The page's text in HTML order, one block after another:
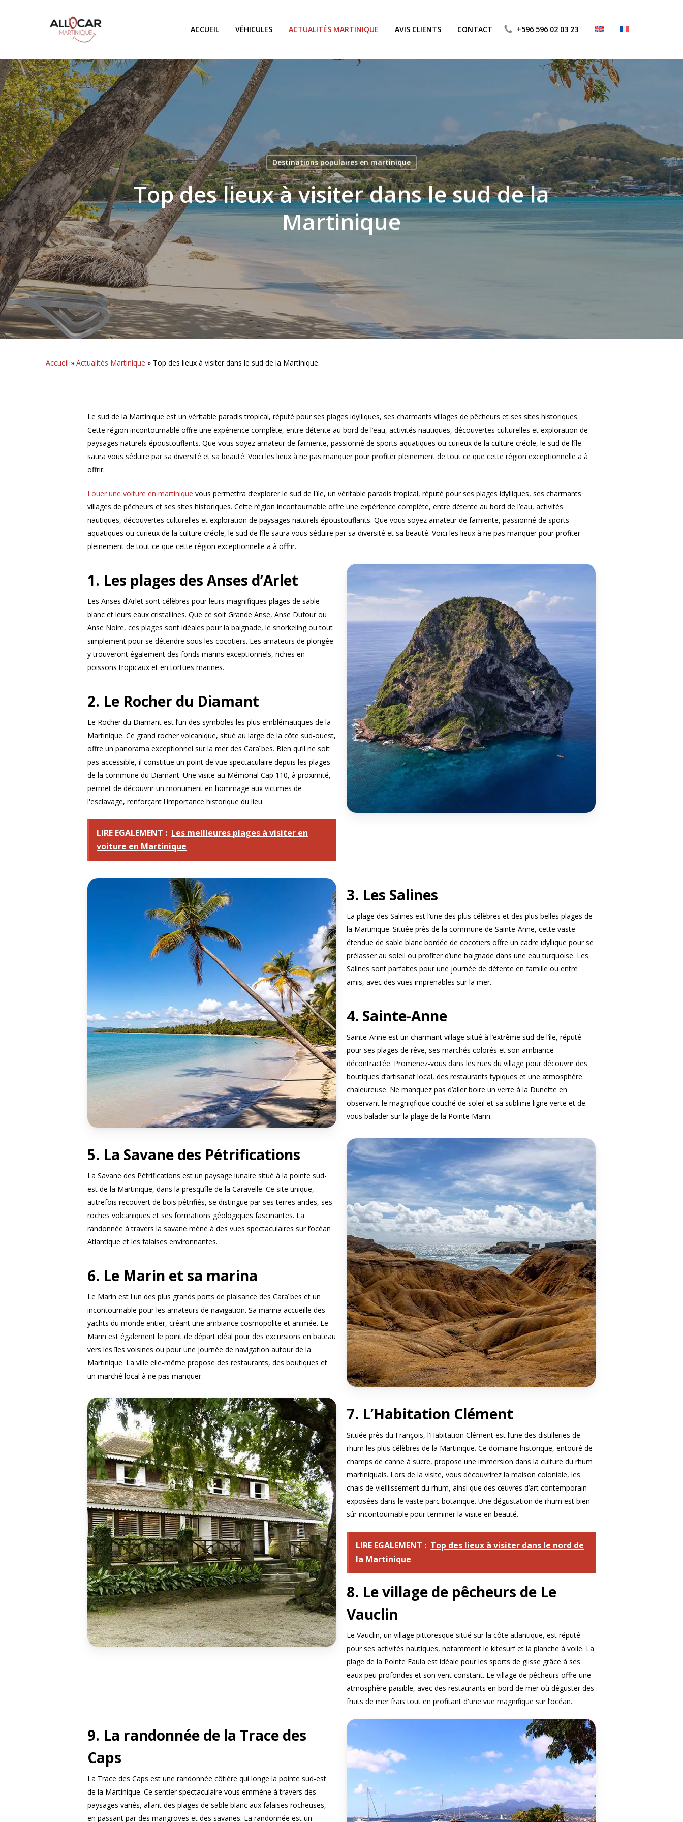
ACCUEIL VÉHICULES ACTUALITÉS MARTINIQUE AVIS CLIENTS CONTACT +596 596 02 03 23
Destinations populaires en martinique
Top des lieux à visiter dans le sud de la
Martinique
Accueil » Actualités Martinique » Top des lieux à visiter dans le sud de la Martinique
Le sud de la Martinique est un véritable paradis tropical, réputé pour ses plages idylliques, ses charmants villages de pêcheurs et ses sites historiques.
Cette région incontournable offre une expérience complète, entre détente au bord de l’eau, activités nautiques, découvertes culturelles et exploration de
paysages naturels époustouflants. Que vous soyez amateur de farniente, passionné de sports aquatiques ou curieux de la culture créole, le sud de l’île
saura vous séduire par sa diversité et sa beauté. Voici les lieux à ne pas manquer pour profiter pleinement de tout ce que cette région exceptionnelle a à
offrir.
Louer une voiture en martinique vous permettra d’explorer le sud de l'île, un véritable paradis tropical, réputé pour ses plages idylliques, ses charmants
villages de pêcheurs et ses sites historiques. Cette région incontournable offre une expérience complète, entre détente au bord de l’eau, activités
nautiques, découvertes culturelles et exploration de paysages naturels époustouflants. Que vous soyez amateur de farniente, passionné de sports
aquatiques ou curieux de la culture créole, le sud de l’île saura vous séduire par sa diversité et sa beauté. Voici les lieux à ne pas manquer pour profiter
pleinement de tout ce que cette région exceptionnelle a à offrir.
1. Les plages des Anses d’Arlet
Les Anses d’Arlet sont célèbres pour leurs magnifiques plages de sable
blanc et leurs eaux cristallines. Que ce soit Grande Anse, Anse Dufour ou
Anse Noire, ces plages sont idéales pour la baignade, le snorkeling ou tout
simplement pour se détendre sous les cocotiers. Les amateurs de plongée
y trouveront également des fonds marins exceptionnels, riches en
poissons tropicaux et en tortues marines.
2. Le Rocher du Diamant
Le Rocher du Diamant est l’un des symboles les plus emblématiques de la
Martinique. Ce grand rocher volcanique, situé au large de la côte sud-ouest,
offre un panorama exceptionnel sur la mer des Caraïbes. Bien qu’il ne soit
pas accessible, il constitue un point de vue spectaculaire depuis les plages
de la commune du Diamant. Une visite au Mémorial Cap 110, à proximité,
permet de découvrir un monument en hommage aux victimes de
l'esclavage, renforçant l'importance historique du lieu.
LIRE EGALEMENT : Les meilleures plages à visiter en
voiture en Martinique
3. Les Salines
La plage des Salines est l’une des plus célèbres et des plus belles plages de
la Martinique. Située près de la commune de Sainte-Anne, cette vaste
étendue de sable blanc bordée de cocotiers offre un cadre idyllique pour se
prélasser au soleil ou profiter d’une baignade dans une eau turquoise. Les
Salines sont parfaites pour une journée de détente en famille ou entre
amis, avec des vues imprenables sur la mer.
4. Sainte-Anne
Sainte-Anne est un charmant village situé à l’extrême sud de l’île, réputé
pour ses plages de rêve, ses marchés colorés et son ambiance
décontractée. Promenez-vous dans les rues du village pour découvrir des
boutiques d’artisanat local, des restaurants typiques et une atmosphère
chaleureuse. Ne manquez pas d’aller boire un verre à la Dunette en
observant le magniqfique couché de soleil et sa sublime ligne verte et de
vous balader sur la plage de la Pointe Marin.
5. La Savane des Pétrifications
La Savane des Pétrifications est un paysage lunaire situé à la pointe sud-
est de la Martinique, dans la presqu’île de la Caravelle. Ce site unique,
autrefois recouvert de bois pétrifiés, se distingue par ses terres arides, ses
roches volcaniques et ses formations géologiques fascinantes. La
randonnée à travers la savane mène à des vues spectaculaires sur l’océan
Atlantique et les falaises environnantes.
6. Le Marin et sa marina
Le Marin est l'un des plus grands ports de plaisance des Caraïbes et un
incontournable pour les amateurs de navigation. Sa marina accueille des
yachts du monde entier, créant une ambiance cosmopolite et animée. Le
Marin est également le point de départ idéal pour des excursions en bateau
vers les îles voisines ou pour une journée de navigation autour de la
Martinique. La ville elle-même propose des restaurants, des boutiques et
un marché local à ne pas manquer.
7. L’Habitation Clément
Située près du François, l’Habitation Clément est l’une des distilleries de
rhum les plus célèbres de la Martinique. Ce domaine historique, entouré de
champs de canne à sucre, propose une immersion dans la culture du rhum
martiniquais. Lors de la visite, vous découvrirez la maison coloniale, les
chais de vieillissement du rhum, ainsi que des œuvres d’art contemporain
exposées dans le vaste parc botanique. Une dégustation de rhum est bien
sûr incontournable pour terminer la visite en beauté.
LIRE EGALEMENT : Top des lieux à visiter dans le nord de
la Martinique
8. Le village de pêcheurs de Le
Vauclin
Le Vauclin, un village pittoresque situé sur la côte atlantique, est réputé
pour ses activités nautiques, notamment le kitesurf et la planche à voile. La
plage de la Pointe Faula est idéale pour les sports de glisse grâce à ses
eaux peu profondes et son vent constant. Le village de pêcheurs offre une
atmosphère paisible, avec des restaurants en bord de mer où déguster des
fruits de mer frais tout en profitant d'une vue magnifique sur l’océan.
9. La randonnée de la Trace des
Caps
La Trace des Caps est une randonnée côtière qui longe la pointe sud-est
de la Martinique. Ce sentier spectaculaire vous emmène à travers des
paysages variés, allant des plages de sable blanc aux falaises rocheuses,
en passant par des mangroves et des savanes. La randonnée est un